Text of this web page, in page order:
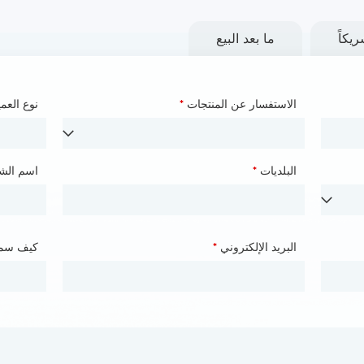
ما بعد البيع
الاستفسار عن المنتجات * نوع
البلديات * اسم
البريد الإلكتروني * كيف
الاسم* اسم
الأمم*
الهواتف* كيف